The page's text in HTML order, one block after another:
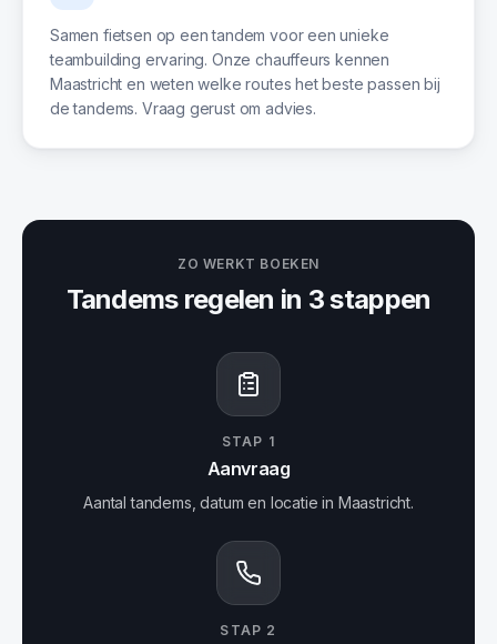
Samen fietsen op een tandem voor een unieke
teambuilding ervaring. Onze chauffeurs kennen
Maastricht en weten welke routes het beste passen bij
de tandems. Vraag gerust om advies.
ZO WERKT BOEKEN
Tandemsregelen in 3 stappen
STAP 1
Aanvraag
Aantal tandems, datum en locatie in Maastricht.
STAP 2